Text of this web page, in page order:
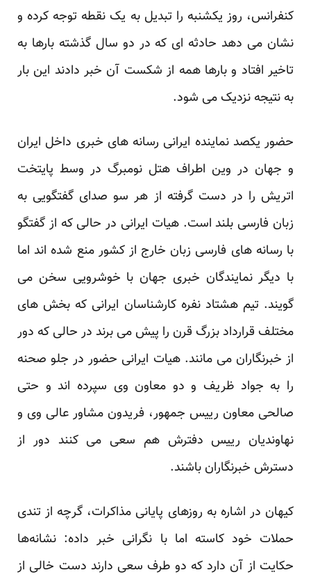
کنفرانس، روز یکشنبه را تبدیل به یک نقطه توجه کرده و
نشان می دهد حادثه ای که در دو سال گذشته بارها به
تاخیر افتاد و بارها همه از شکست آن خبر دادند این بار
به نتیجه نزدیک می شود.
حضور یکصد نماینده ایرانی رسانه های خبری داخل ایران
و جهان در وین اطراف هتل نومبرگ در وسط پایتخت
اتریش را در دست گرفته از هر سو صدای گفتگویی به
زبان فارسی بلند است. هیات ایرانی در حالی که از گفتگو
با رسانه های فارسی زبان خارج از کشور منع شده اند اما
با دیگر نمایندگان خبری جهان با خوشرویی سخن می
گویند. تیم هشتاد نفره کارشناسان ایرانی که بخش های
مختلف قرارداد بزرگ قرن را پیش می برند در حالی که دور
از خبرنگاران می مانند. هیات ایرانی حضور در جلو صحنه
را به جواد ظریف و دو معاون وی سپرده اند و حتی
صالحی معاون رییس جمهور، فریدون مشاور عالی وی و
نهاوندیان رییس دفترش هم سعی می کنند دور از
دسترش خبرنگاران باشند.
کیهان در اشاره به روزهای پایانی مذاکرات، گرچه از تندی
حملات خود کاسته اما با نگرانی خبر داده: نشانه‌ها
حکایت از آن دارد که دو طرف سعی دارند دست خالی از